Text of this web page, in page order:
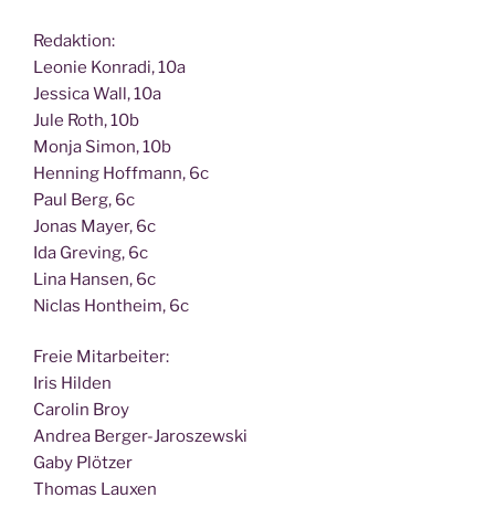
Redak­ti­on:
Leo­nie Kon­ra­di, 10a
Jes­si­ca Wall, 10a
Jule Roth, 10b
Mon­ja Simon, 10b
Hen­ning Hoff­mann, 6c
Paul Berg, 6c
Jonas May­er, 6c
Ida Gre­ving, 6c
Lina Han­sen, 6c
Nic­las Hont­heim, 6c
Freie Mit­ar­bei­ter:
Iris Hilden
Caro­lin Broy
Andrea Berger-Jaroszewski
Gaby Plötzer
Tho­mas Lauxen